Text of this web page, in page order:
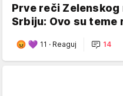
Prve reči
Srbiju: Ovo su
11 · Reaguj 14